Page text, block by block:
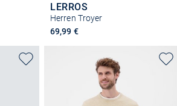
LERROS
Herren Troyer
69,99 €